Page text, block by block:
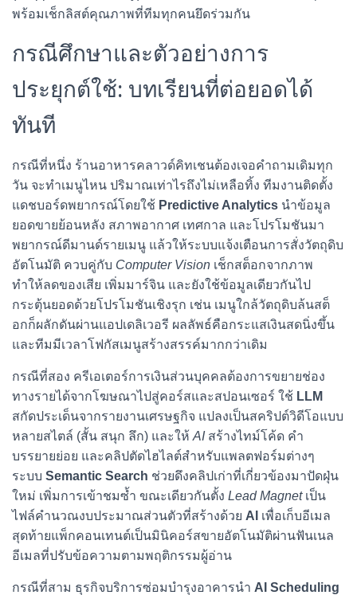
พร้อมเช็กลิสต์คุณภาพที่ทีมทุกคนยึดร่วมกัน
กรณีศึกษาและตัวอย่างการ
ประยุกต์ใช้: บทเรียนที่ต่อยอดได้
ทันที
กรณีที่หนึ่ง ร้านอาหารคลาวด์คิทเชนต้องเจอคำถามเดิมทุก
วัน จะทำเมนูไหน ปริมาณเท่าไรถึงไม่เหลือทิ้ง ทีมงานติดตั้ง
แดชบอร์ดพยากรณ์โดยใช้ Predictive Analytics นำข้อมูล
ยอดขายย้อนหลัง สภาพอากาศ เทศกาล และโปรโมชันมา
พยากรณ์ดีมานด์รายเมนู แล้วให้ระบบแจ้งเตือนการสั่งวัตถุดิบ
อัตโนมัติ ควบคู่กับ Computer Vision เช็กสต็อกจากภาพ
ทำให้ลดของเสีย เพิ่มมาร์จิน และยังใช้ข้อมูลเดียวกันไป
กระตุ้นยอดด้วยโปรโมชันเชิงรุก เช่น เมนูใกล้วัตถุดิบล้นสต็
อกก็ผลักดันผ่านแอปเดลิเวอรี ผลลัพธ์คือกระแสเงินสดนิ่งขึ้น
และทีมมีเวลาโฟกัสเมนูสร้างสรรค์มากกว่าเดิม
กรณีที่สอง ครีเอเตอร์การเงินส่วนบุคคลต้องการขยายช่อง
ทางรายได้จากโฆษณาไปสู่คอร์สและสปอนเซอร์ ใช้ LLM
สกัดประเด็นจากรายงานเศรษฐกิจ แปลงเป็นสคริปต์วิดีโอแบบ
หลายสไตล์ (สั้น สนุก ลึก) และให้ AIสร้างไทม์โค้ด คำ
บรรยายย่อย และคลิปตัดไฮไลต์สำหรับแพลตฟอร์มต่างๆ
ระบบ Semantic Search ช่วยดึงคลิปเก่าที่เกี่ยวข้องมาปัดฝุ่น
ใหม่ เพิ่มการเข้าชมซ้ำ ขณะเดียวกันตั้ง Lead Magnetเป็น
ไฟล์คำนวณงบประมาณส่วนตัวที่สร้างด้วย AI เพื่อเก็บอีเมล
สุดท้ายแพ็กคอนเทนต์เป็นมินิคอร์สขายอัตโนมัติผ่านฟันเนล
อีเมลที่ปรับข้อความตามพฤติกรรมผู้อ่าน
กรณีที่สาม ธุรกิจบริการซ่อมบำรุงอาคารนำ AI Scheduling